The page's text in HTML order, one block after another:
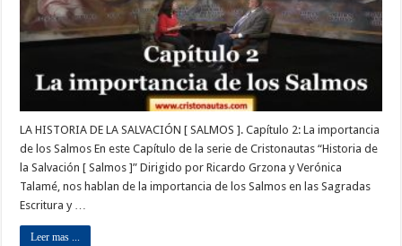
LA HISTORIA DE LA SALVACIÓN [ SALMOS ]. Capítulo 2: La importancia
de los Salmos En este Capítulo de la serie de Cristonautas “Historia de
la Salvación [ Salmos ]” Dirigido por Ricardo Grzona y Verónica
Talamé, nos hablan de la importancia de los Salmos en las Sagradas
Escritura y …
Leer mas ...